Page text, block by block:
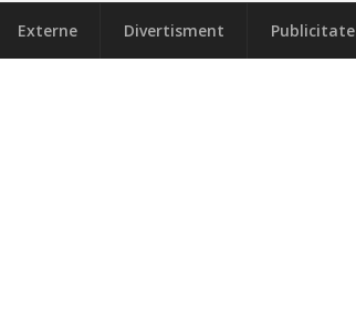
Externe Divertisment Publicitate